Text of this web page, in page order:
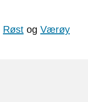
Røst og Værøy